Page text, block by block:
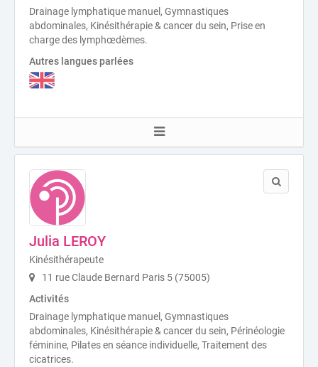
Drainage lymphatique manuel, Gymnastiques
abdominales, Kinésithérapie & cancer du sein, Prise en
charge des lymphœdèmes.
Autres langues parlées
Julia LEROY
Kinésithérapeute
11 rue Claude Bernard Paris 5 (75005)
Activités
Drainage lymphatique manuel, Gymnastiques
abdominales, Kinésithérapie & cancer du sein, Périnéologie
féminine, Pilates en séance individuelle, Traitement des
cicatrices.